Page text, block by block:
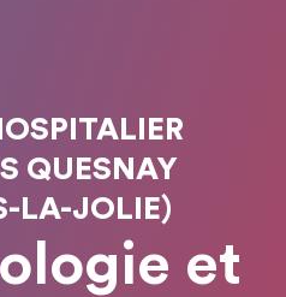
QUESNAY
LA-JOLIE)
et